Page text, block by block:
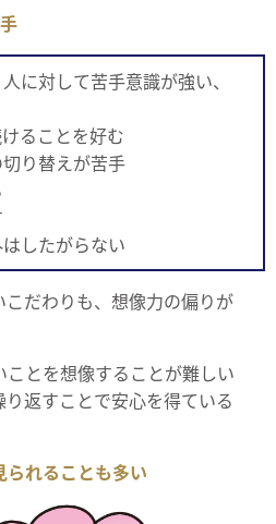
に対して苦手意識が強い、
ることを好む
り替えが苦手
したがらない
だわりも、想像力の偏りが
とを想像することが難しい
返すことで安心を得ている
れることも多い